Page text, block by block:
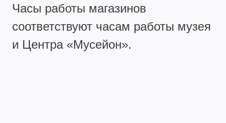
Часы работы магазинов
соответствуют часам работы музея
и Центра «Мусейон».